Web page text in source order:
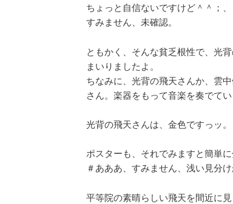
ちょっと自信ないですけど＾＾；、
すみません、未確認。
ともかく、そんな貧乏根性で、光
まいりましたよ。
ちなみに、光背の飛天さんか、雲
さん。楽器をもって音楽を奏でて
光背の飛天さんは、金色ですっッ。
ポスターも、それでみますと簡単
＃あああ、すみません、浅い見分
平等院の素晴らしい飛天を間近に